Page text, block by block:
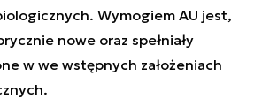
Wymogiem AU jest,
nowe oraz spełniały
w we wstępnych założeniach